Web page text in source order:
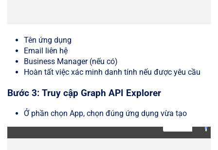
Tên ứng dụng
Email liên hệ
Business Manager (nếu có)
Hoàn tất việc xác minh danh tính nếu được yêu cầu
Bước 3: Truy cập Graph API Explorer
Ở phần chọn App, chọn đúng ứng dụng vừa tạo